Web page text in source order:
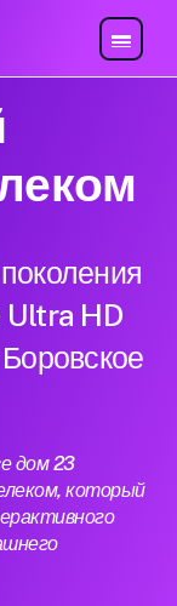
Ultra HD
дом 23
который